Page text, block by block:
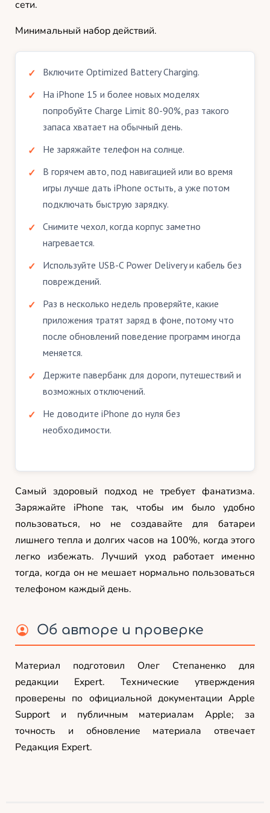
сети.
Минимальный набор действий.
Включите Optimized Battery Charging.
На iPhone 15 и более новых моделях
попробуйте Charge Limit 80-90%, раз такого
запаса хватает на обычный день.
Не заряжайте телефон на солнце.
В горячем авто, под навигацией или во время
игры лучше дать iPhone остыть, а уже потом
подключать быструю зарядку.
Снимите чехол, когда корпус заметно
нагревается.
Используйте USB-C Power Delivery и кабель без
повреждений.
Раз в несколько недель проверяйте, какие
приложения тратят заряд в фоне, потому что
после обновлений поведение программ иногда
меняется.
Держите павербанк для дороги, путешествий и
возможных отключений.
Не доводите iPhone до нуля без
необходимости.
Самый здоровый подход не требует фанатизма.
Заряжайте iPhone так, чтобы им было удобно
пользоваться, но не создавайте для батареи
лишнего тепла и долгих часов на 100%, когда этого
легко избежать. Лучший уход работает именно
тогда, когда он не мешает нормально пользоваться
телефоном каждый день.
Об авторе и проверке
Материал подготовил Олег Степаненко для
редакции Expert. Технические утверждения
проверены по официальной документации Apple
Support и публичным материалам Apple; за
точность и обновление материала отвечает
Редакция Expert.